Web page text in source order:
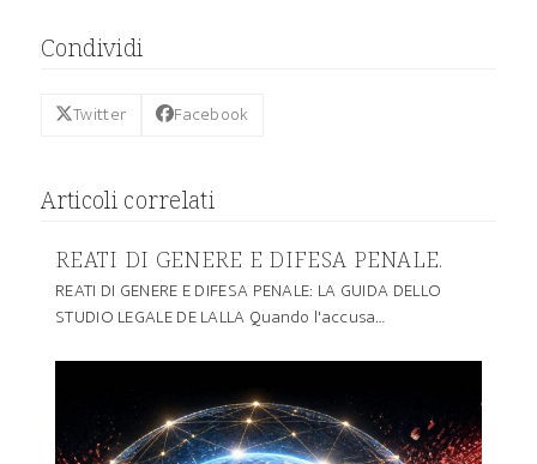
Condividi
Twitter Facebook
Articoli correlati
REATI DI GENERE E DIFESA PENALE.
REATI DI GENERE E DIFESA PENALE: LA GUIDA DELLO
STUDIO LEGALE DE LALLA Quando l'accusa…